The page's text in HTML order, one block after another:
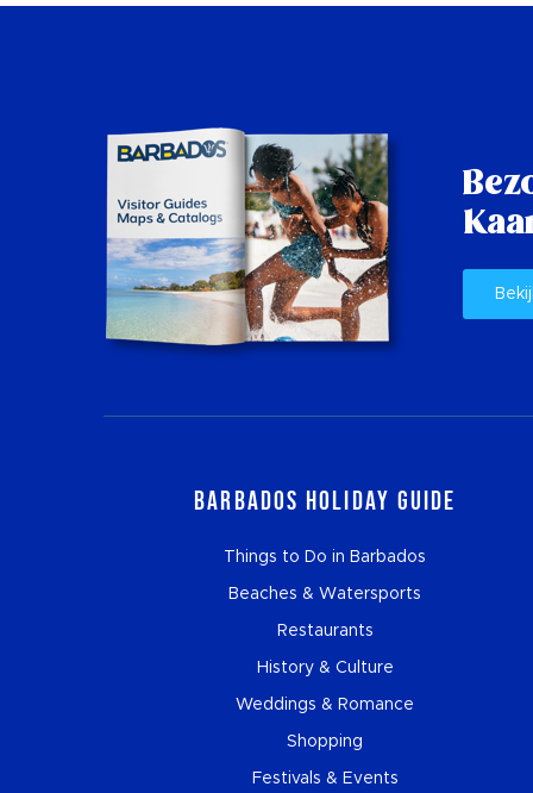
Barbados Holiday Guide
Things to Do in Barbados
Beaches & Watersports
Restaurants
History & Culture
Weddings & Romance
Shopping
Festivals & Events